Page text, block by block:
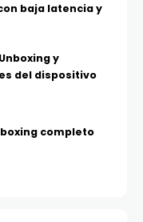
baja latencia y
y
del dispositivo
completo